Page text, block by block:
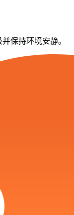
保持环境安静。